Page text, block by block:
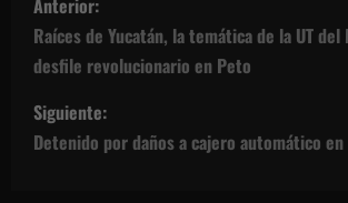
a
v
e
Anterior:
Raíces de Yucatán, la temática de la UT del
desfile revolucionario en Peto
Siguiente:
Detenido por daños a cajero automático en